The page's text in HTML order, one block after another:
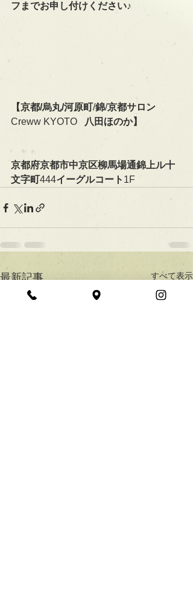
フまでお申し付けください♪
【京都/烏丸/河原町/錦/京都サロン
Creww KYOTO
八田ほのか】
京都府京都市中京区柳馬場通錦上ル十
文字町444イーグルコート 1F
最新記事 すべて表示